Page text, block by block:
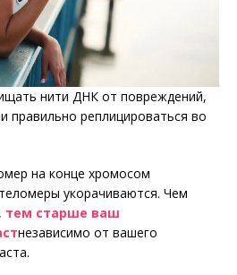
нити ДНК от повреждений,
реплицироваться во
на конце хромосом
укорачиваются. Чем
тем старше ваш
независимо от вашего